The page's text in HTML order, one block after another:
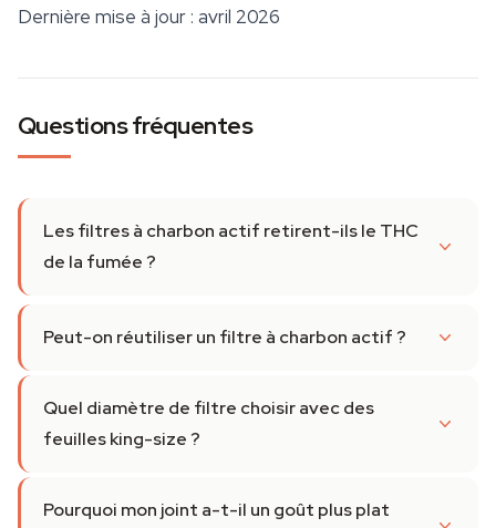
Dernière mise à jour : avril 2026
Questions fréquentes
Les filtres à charbon actif retirent-ils le THC
de la fumée ?
Peut-on réutiliser un filtre à charbon actif ?
Quel diamètre de filtre choisir avec des
feuilles king-size ?
Pourquoi mon joint a-t-il un goût plus plat